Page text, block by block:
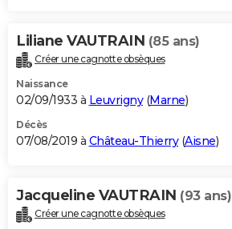
Liliane VAUTRAIN (85 ans)
Créer une cagnotte obsèques
Naissance
02/09/1933 à Leuvrigny(Marne)
Décès
07/08/2019 à Château-Thierry(Aisne)
Jacqueline VAUTRAIN (93 ans)
Créer une cagnotte obsèques